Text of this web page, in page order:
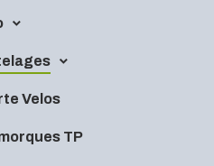
Velos
TP